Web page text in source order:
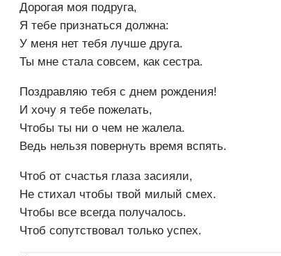
Дорогая моя подруга,
Я тебе признаться должна:
У меня нет тебя лучше друга.
Ты мне стала совсем, как сестра.
Поздравляю тебя с днем рождения!
И хочу я тебе пожелать,
Чтобы ты ни о чем не жалела.
Ведь нельзя повернуть время вспять.
Чтоб от счастья глаза засияли,
Не стихал чтобы твой милый смех.
Чтобы все всегда получалось.
Чтоб сопутствовал только успех.